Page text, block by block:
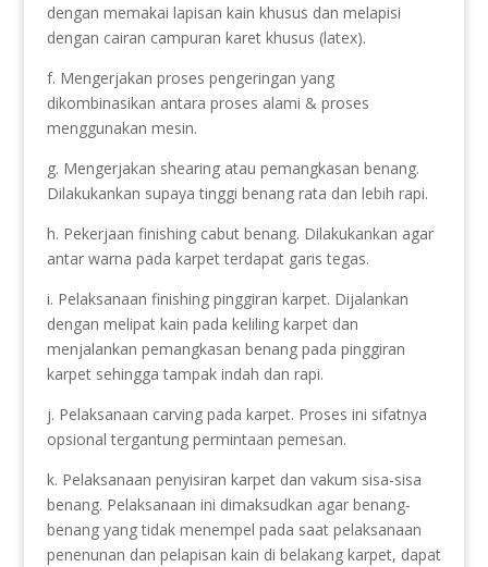
dengan memakai lapisan kain khusus dan melapisi
dengan cairan campuran karet khusus (latex).
f. Mengerjakan proses pengeringan yang
dikombinasikan antara proses alami & proses
menggunakan mesin.
g. Mengerjakan shearing atau pemangkasan benang.
Dilakukankan supaya tinggi benang rata dan lebih rapi.
h. Pekerjaan finishing cabut benang. Dilakukankan agar
antar warna pada karpet terdapat garis tegas.
i. Pelaksanaan finishing pinggiran karpet. Dijalankan
dengan melipat kain pada keliling karpet dan
menjalankan pemangkasan benang pada pinggiran
karpet sehingga tampak indah dan rapi.
j. Pelaksanaan carving pada karpet. Proses ini sifatnya
opsional tergantung permintaan pemesan.
k. Pelaksanaan penyisiran karpet dan vakum sisa-sisa
benang. Pelaksanaan ini dimaksudkan agar benang-
benang yang tidak menempel pada saat pelaksanaan
penenunan dan pelapisan kain di belakang karpet, dapat